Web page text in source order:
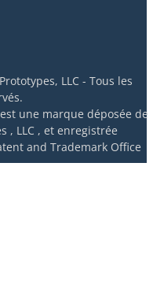
LLC - Tous les
une marque déposée de
, LLC, et enregistrée
and Trademark Office